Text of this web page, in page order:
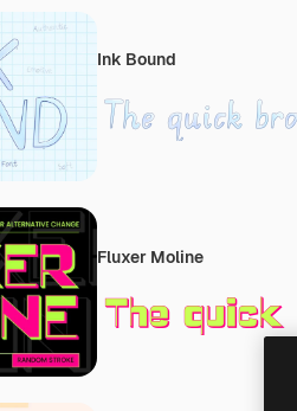
Ink Bound
Fluxer Moline